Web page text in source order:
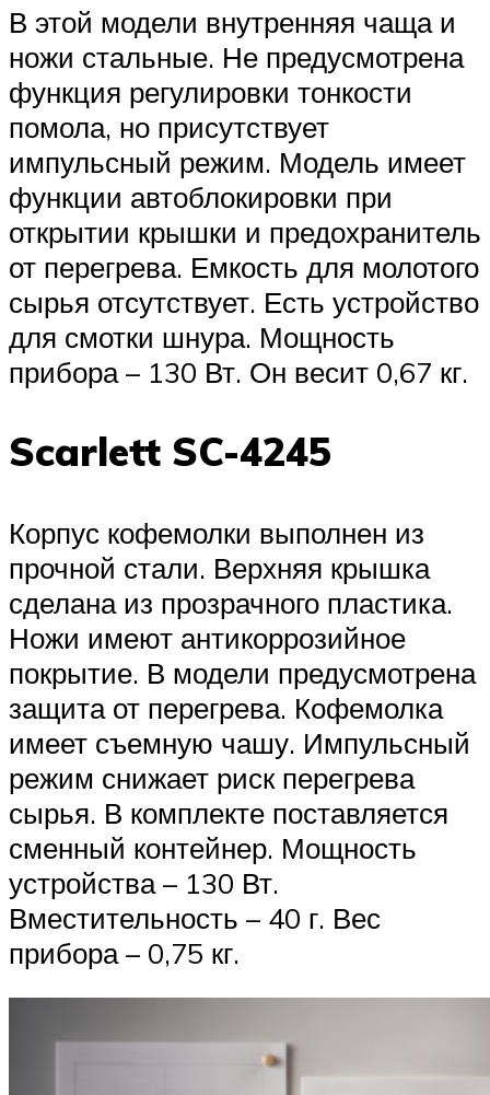
В этой модели внутренняя чаща и
ножи стальные. Не предусмотрена
функция регулировки тонкости
помола, но присутствует
импульсный режим. Модель имеет
функции автоблокировки при
открытии крышки и предохранитель
от перегрева. Емкость для молотого
сырья отсутствует. Есть устройство
для смотки шнура. Мощность
прибора – 130 Вт. Он весит 0,67 кг.
Scarlett SC-4245
Корпус кофемолки выполнен из
прочной стали. Верхняя крышка
сделана из прозрачного пластика.
Ножи имеют антикоррозийное
покрытие. В модели предусмотрена
защита от перегрева. Кофемолка
имеет съемную чашу. Импульсный
режим снижает риск перегрева
сырья. В комплекте поставляется
сменный контейнер. Мощность
устройства – 130 Вт.
Вместительность – 40 г. Вес
прибора – 0,75 кг.